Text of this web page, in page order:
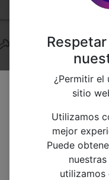
Adictek,
privacidad y tus
Privacidad describe
protegemos la
utilizar nuestros
¿Permitir el
sitio
Utilizamos
mejor
Puede
utilizamos